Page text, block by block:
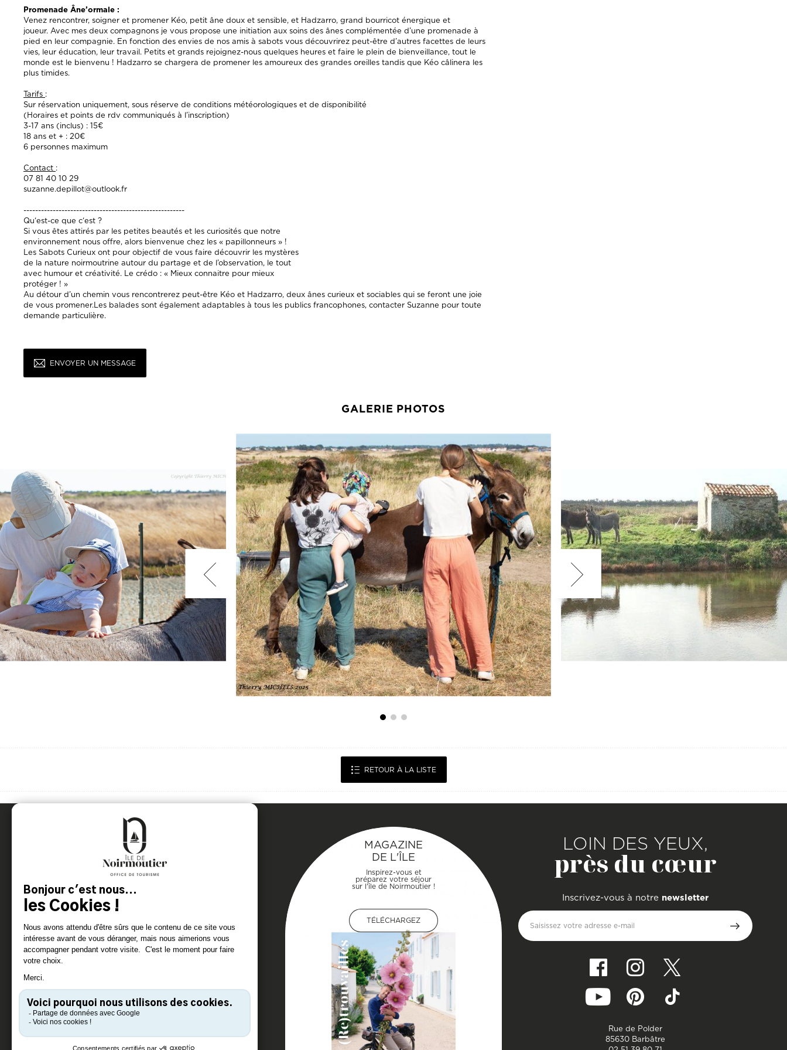
Promenade Âne’ormale :
Venez rencontrer, soigner et promener Kéo, petit âne doux et sensible, et Hadzarro, grand bourricot énergique et
joueur. Avec mes deux compagnons je vous propose une initiation aux soins des ânes complémentée d’une promenade à
pied en leur compagnie. En fonction des envies de nos amis à sabots vous découvrirez peut-être d’autres facettes de leurs
vies, leur éducation, leur travail. Petits et grands rejoignez-nous quelques heures et faire le plein de bienveillance, tout le
monde est le bienvenu ! Hadzarro se chargera de promener les amoureux des grandes oreilles tandis que Kéo câlinera les
plus timides.
Tarifs :
Sur réservation uniquement, sous réserve de conditions météorologiques et de disponibilité
(Horaires et points de rdv communiqués à l’inscription)
3-17 ans (inclus) : 15€
18 ans et + : 20€
6 personnes maximum
Contact :
07 81 40 10 29
suzanne.depillot@outlook.fr
-------------------------------------------------------
Qu‘est-ce que c‘est ?
Si vous êtes attirés par les petites beautés et les curiosités que notre
environnement nous offre, alors bienvenue chez les « papillonneurs » !
Les Sabots Curieux ont pour objectif de vous faire découvrir les mystères
de la nature noirmoutrine autour du partage et de l’observation, le tout
avec humour et créativité. Le crédo : « Mieux connaitre pour mieux
protéger ! »
Au détour d’un chemin vous rencontrerez peut-être Kéo et Hadzarro, deux ânes curieux et sociables qui se feront une joie
de vous promener.Les balades sont également adaptables à tous les publics francophones, contacter Suzanne pour toute
demande particulière.
ENVOYER UN MESSAGE
GALERIE PHOTOS
RETOUR À LA LISTE
MAGAZINE
DE L'ÎLE
Inspirez-vous et
préparez votre séjour
sur l'île de Noirmoutier !
TÉLÉCHARGEZ
TÉLÉCHARGEZ
LOIN DES YEUX,
près du cœur
Inscrivez-vous à notre newsletter
Saisissez votre adresse e-mail
Rue de Polder
85630 Barbâtre